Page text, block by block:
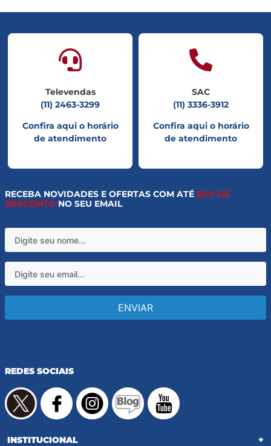
Televendas
(11) 2463-3299
Confira aqui o horário
de atendimento
SAC
(11) 3336-3912
Confira aqui o horário
de atendimento
RECEBA NOVIDADES E OFERTAS COM ATÉ 50% DE
DESCONTO NO SEU EMAIL
ENVIAR
REDES SOCIAIS
INSTITUCIONAL +